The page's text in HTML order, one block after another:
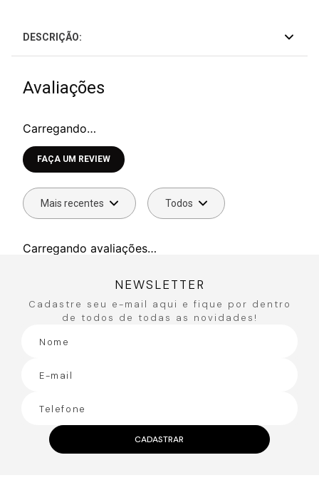
DESCRIÇÃO:
Vistos recentemente
Macacão Pantalona Com Decote
Estruturado
R$251,95
ou
x deR$ 50,39
R$
ou
Avaliações
Faça login para escrever uma avaliação.
Carregando avaliações…
NEWSLETTER